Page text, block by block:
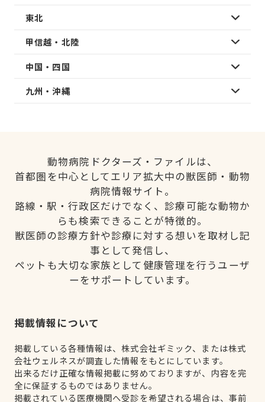
東北
甲信越・北陸
中国・四国
九州・沖縄
動物病院ドクターズ・ファイルは、
首都圏を中心としてエリア拡大中の獣医師・動物
病院情報サイト。
路線・駅・行政区だけでなく、診療可能な動物か
らも検索できることが特徴的。
獣医師の診療方針や診療に対する想いを取材し記
事として発信し、
ペットも大切な家族として健康管理を行うユーザ
ーをサポートしています。
掲載情報について
掲載している各種情報は、株式会社ギミック、または株式
会社ウェルネスが調査した情報をもとにしています。
出来るだけ正確な情報掲載に努めておりますが、内容を完
全に保証するものではありません。
掲載されている医療機関へ受診を希望される場合は、事前